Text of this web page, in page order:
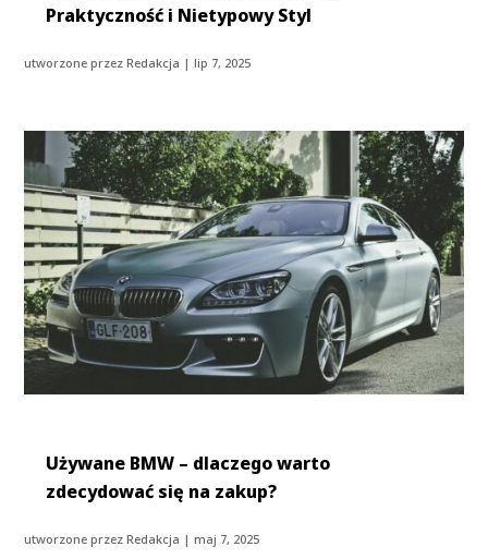
Praktyczność i Nietypowy Styl
utworzone przezRedakcja |lip 7, 2025
Używane BMW – dlaczego warto
zdecydować się na zakup?
utworzone przezRedakcja |maj 7, 2025